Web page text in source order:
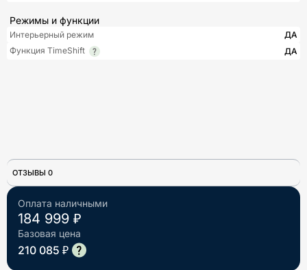
Оплата наличными
184 999 ₽
Базовая цена
210 085 ₽
Режимы и функции
Интерьерный режим
ДА
Функция TimeShift
ДА
ОТЗЫВЫ 0